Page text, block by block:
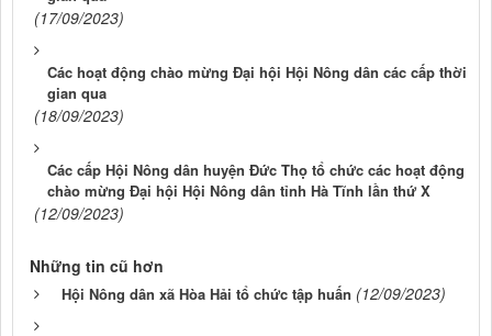
(17/09/2023)
Các hoạt động chào mừng Đại hội Hội Nông dân các cấp thời
gian qua
(18/09/2023)
Các cấp Hội Nông dân huyện Đức Thọ tổ chức các hoạt động
chào mừng Đại hội Hội Nông dân tỉnh Hà Tĩnh lần thứ X
(12/09/2023)
Những tin cũ hơn
Hội Nông dân xã Hòa Hải tổ chức tập huấn (12/09/2023)